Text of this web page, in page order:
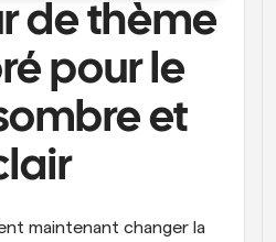
de thème
pour le
et
maintenant changer la